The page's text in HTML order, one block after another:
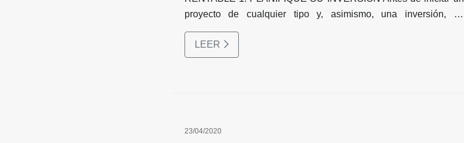
proyecto de cualquier tipo y, asimismo, una inversión, es
necesario mantener presente cuál es el propósito de la misma. En
este punto se incluye la cantidad de dinero a invertir, la utilidad
que le dará a la vivienda que piensa adquirir, como también el
LEER
23/04/2020